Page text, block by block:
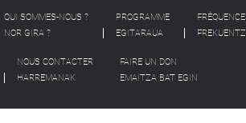
QUI SOMMES-NOUS ?
NOR GIRA ?
PROGRAMME
EGITARAUA
NOUS CONTACTER
HARREMANAK
FAIRE UN DON
EMAITZA BAT EGIN